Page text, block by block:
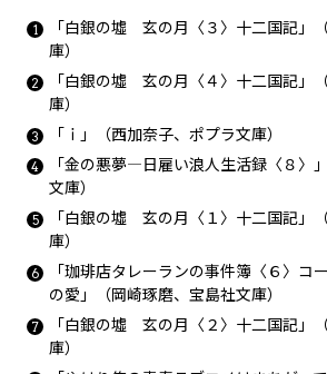
「白銀の墟 玄の月〈３〉十二国記」
庫）
「白銀の墟 玄の月〈４〉十二国記」
庫）
「ｉ」（西加奈子、ポプラ文庫）
「金の悪夢―日雇い浪人生活録〈８〉
文庫）
「白銀の墟 玄の月〈１〉十二国記」
庫）
「珈琲店タレーランの事件簿〈６〉コ
の愛」（岡崎琢磨、宝島社文庫）
「白銀の墟 玄の月〈２〉十二国記」
庫）